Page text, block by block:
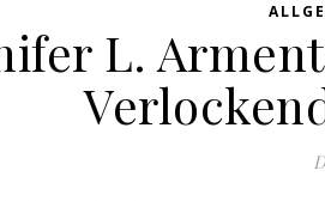
L.